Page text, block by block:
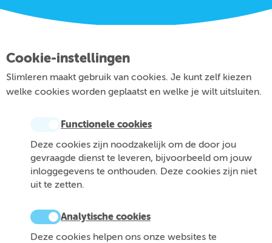
Cookie-instellingen
Slimleren maakt gebruik van cookies. Je kunt zelf kiezen
welke cookies worden geplaatst en welke je wilt uitsluiten.
Functionele cookies
Deze cookies zijn noodzakelijk om de door jou
gevraagde dienst te leveren, bijvoorbeeld om jouw
inloggegevens te onthouden. Deze cookies zijn niet
uit te zetten.
Analytische cookies
Deze cookies helpen ons onze websites te